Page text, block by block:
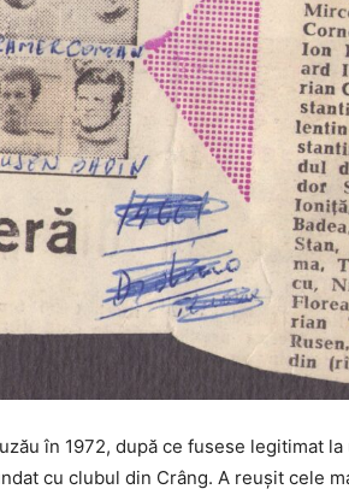
în 1972, după ce fusese legitimat la
cu clubul din Crâng. A reuşit cele